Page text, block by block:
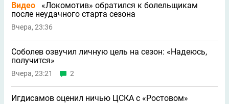
Видео
«Локомотив» обратился к болельщикам
после неудачного старта сезона
Вчера, 23:36
Соболев озвучил личную цель на сезон: «Надеюсь,
получится»
Вчера, 23:21 2
Игдисамов оценил ничью ЦСКА с «Ростовом»